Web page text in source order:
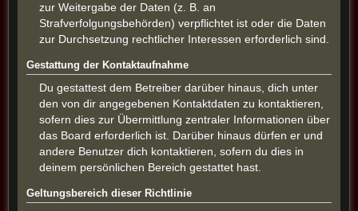
zur Weitergabe der Daten (z. B. an
Strafverfolgungsbehörden) verpflichtet ist oder die Daten
zur Durchsetzung rechtlicher Interessen erforderlich sind.
Gestattung der Kontaktaufnahme
Du gestattest dem Betreiber darüber hinaus, dich unter
den von dir angegebenen Kontaktdaten zu kontaktieren,
sofern dies zur Übermittlung zentraler Informationen über
das Board erforderlich ist. Darüber hinaus dürfen er und
andere Benutzer dich kontaktieren, sofern du dies in
deinem persönlichen Bereich gestattet hast.
Geltungsbereich dieser Richtlinie